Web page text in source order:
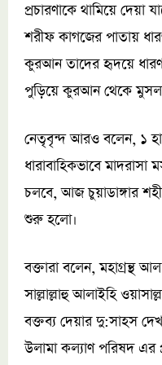
প্রচারণাকে থামিয়ে
শরীফ কাগজের পাতায়
কুরআন তাদের হৃদয়ে
পুড়িয়ে কুরআন থেকে
নেতৃবৃন্দ আরও বলেন, ১
ধারাবাহিকভাবে মাদরাসা
চলবে, আজ চুয়াডাঙ্গার
শুরু হলো।
বক্তারা বলেন, মহাগ্রন্থ
সাল্লাল্লাহু আলাইহি
বক্তব্য দেয়ার দু:সাহস
উলামা কল্যাণ পরিষদ এর